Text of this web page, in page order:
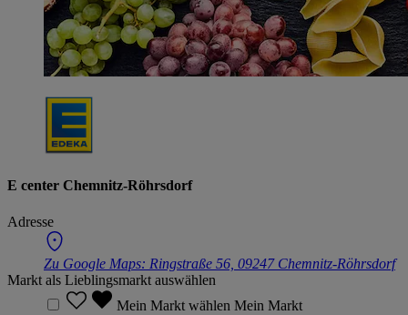
E center Chemnitz-Röhrsdorf
Adresse
Zu Google Maps: Ringstraße 56, 09247 Chemnitz-Röhrsdorf
Markt als Lieblingsmarkt auswählen
Mein Markt wählen Mein Markt